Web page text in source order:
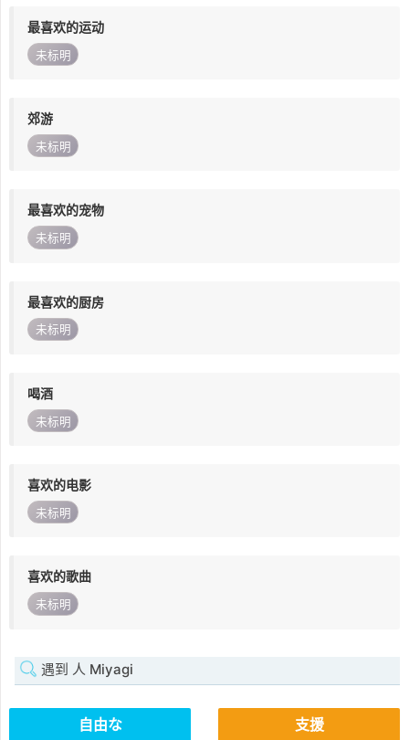
最喜欢的运动
未标明
郊游
未标明
最喜欢的宠物
未标明
最喜欢的厨房
未标明
喝酒
未标明
喜欢的电影
未标明
喜欢的歌曲
未标明
遇到 人 Miyagi
自由な 支援